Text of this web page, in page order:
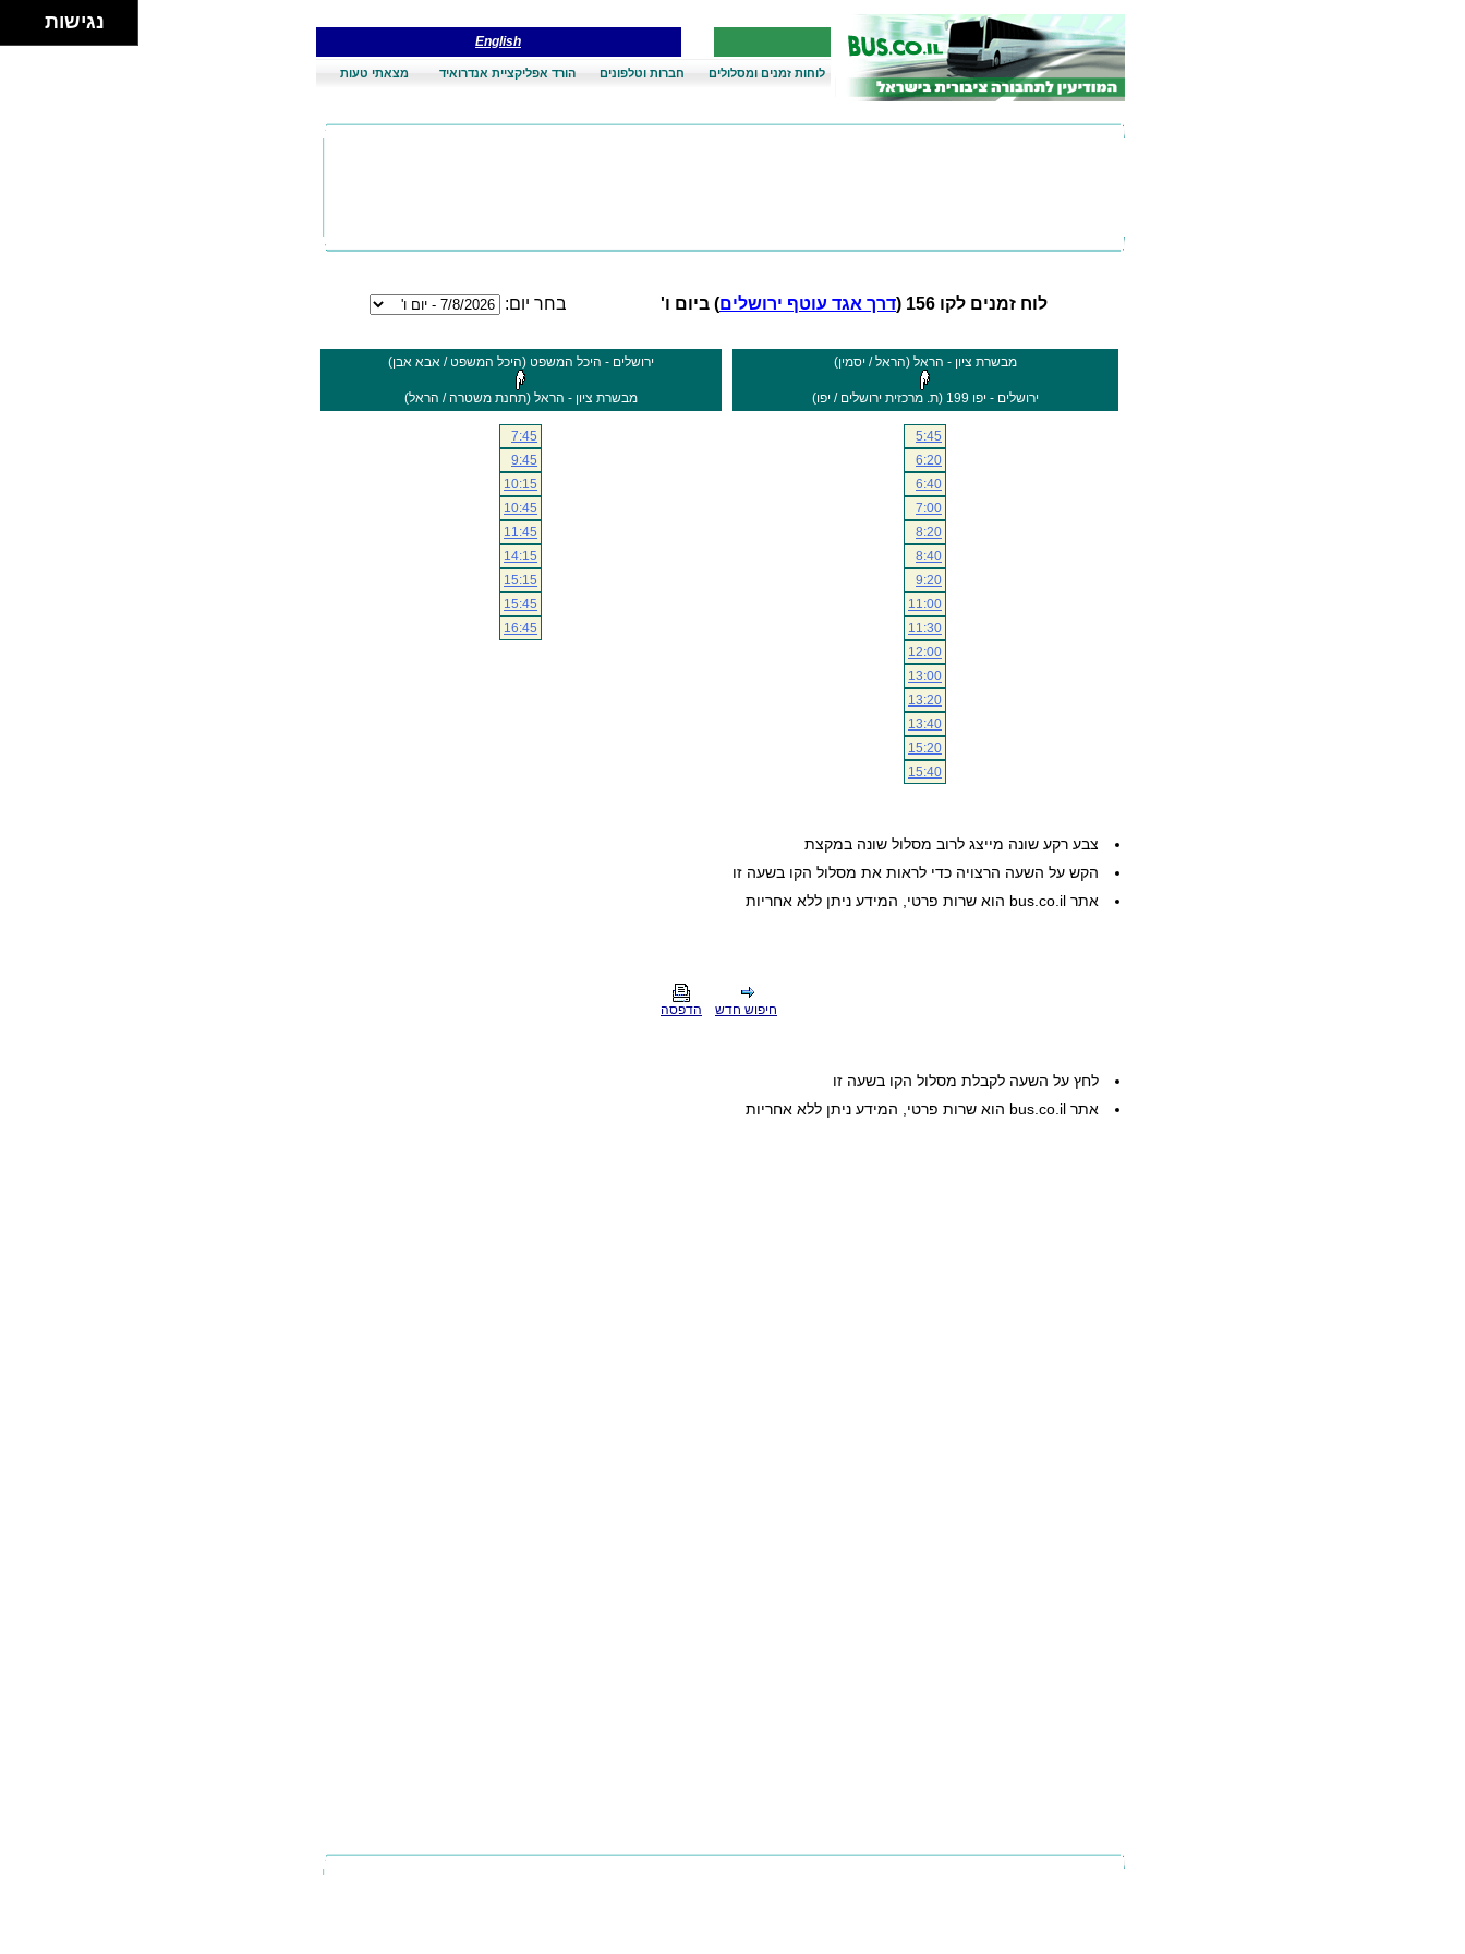
English
לוחות זמנים ומסלולים חברות וטלפונים הורד אפליקציית אנדרואיד מצאתי טעות
לוח זמנים לקו 156 ( דרך אגד עוטף ירושלים) ביום ו' בחר יום:
מבשרת ציון - הראל (הראל / יסמין)
ירושלים - יפו 199 (ת. מרכזית ירושלים / יפו)
5:45
6:20
6:40
7:00
8:20
8:40
9:20
11:00
11:30
12:00
13:00
13:20
13:40
15:20
15:40
ירושלים - היכל המשפט (היכל המשפט / אבא אבן)
מבשרת ציון - הראל (תחנת משטרה / הראל)
7:45
9:45
10:15
10:45
11:45
14:15
15:15
15:45
16:45
צבע רקע שונה מייצג לרוב מסלול שונה במקצת
הקש על השעה הרצויה כדי לראות את מסלול הקו בשעה זו
אתר bus.co.il הוא שרות פרטי, המידע ניתן ללא אחריות
חיפוש חדש הדפסה
לחץ על השעה לקבלת מסלול הקו בשעה זו
אתר bus.co.il הוא שרות פרטי, המידע ניתן ללא אחריות
נגישות